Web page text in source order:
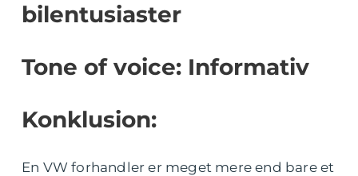
bilentusiaster
Tone of voice: Informativ
Konklusion:
En VW forhandler er meget mere end bare et